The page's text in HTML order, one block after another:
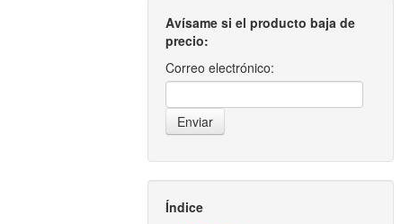
Avísame si el producto baja de
precio:
Correo electrónico:
Índice